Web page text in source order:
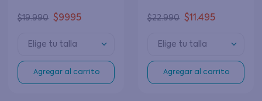
$19.990 $9995
Elige tu talla
Agregar al carrito
$22.990 $11 .495
Elige tu talla
Agregar al carrito